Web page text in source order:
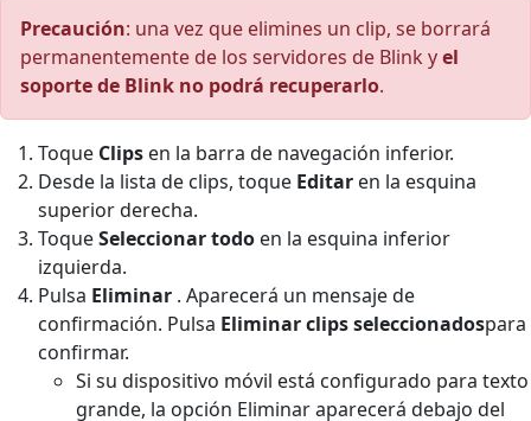
Precaución: una vez que elimines un clip, se borrará
permanentemente de los servidores de Blink yel
soporte de Blink no podrá recuperarlo.
Toque Clips en la barra de navegación inferior.
Desde la lista de clips, toque Editar en la esquina
superior derecha.
ToqueSeleccionar todo en la esquina inferior
izquierda.
Pulsa Eliminar . Aparecerá un mensaje de
confirmación. Pulsa Eliminar clips seleccionadospara
confirmar.
Si su dispositivo móvil está configurado para texto
grande, la opción Eliminar aparecerá debajo del